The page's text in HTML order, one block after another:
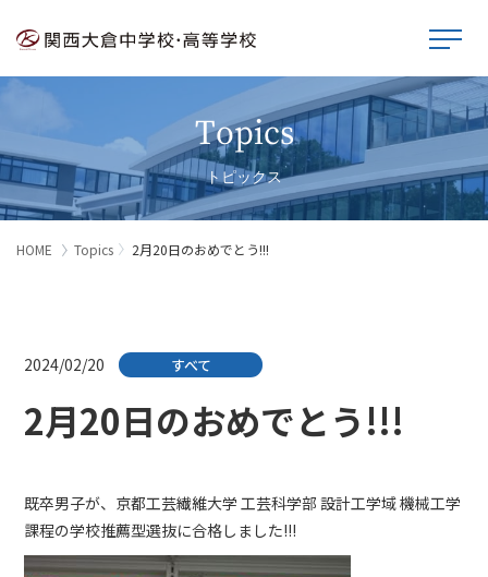
Topics
トピックス
HOME Topics 2月20日のおめでとう!!!
2024/02/20 すべて
2月20日のおめでとう!!!
既卒男子が、京都工芸繊維大学 工芸科学部 設計工学域 機械工学
課程の学校推薦型選抜に合格しました!!!